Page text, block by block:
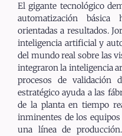
El gigante tecnológico
automatización básica
orientadas a resultados.
inteligencia artificial y
del mundo real sobre las
integraron la inteligencia
procesos de validación
estratégico ayuda a las
de la planta en tiempo
inminentes de los
una línea de